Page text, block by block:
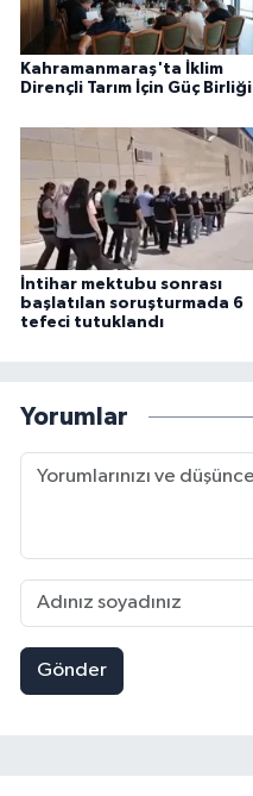
Kahramanmaraş'ta İklim
Dirençli Tarım İçin Güç Birliği
İntihar mektubu sonrası
başlatılan soruşturmada 6
tefeci tutuklandı
Yorumlar
Gönder